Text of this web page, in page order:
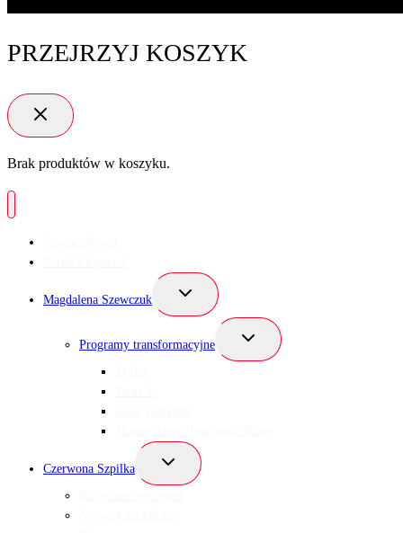
PRZEJRZYJ KOSZYK
Brak produktów w koszyku.
Magdalena Szewczuk
Przełącz
podrzędne
Programy transformacyjne
Przełącz
podrzędne
Czerwona Szpilka
Przełącz
podrzędne